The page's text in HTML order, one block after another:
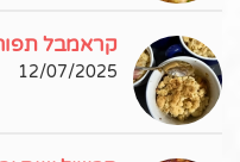
קראמבל
12/07/2025